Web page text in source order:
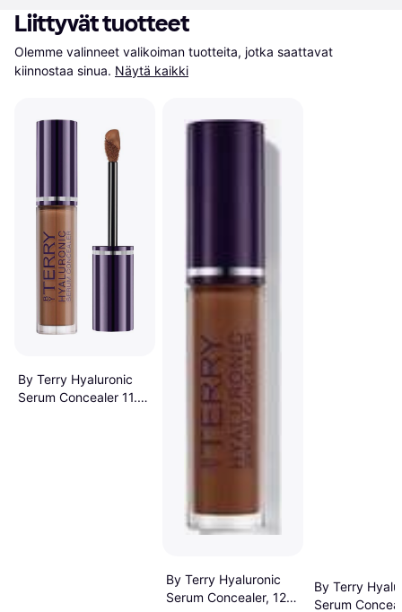
Liittyvät tuotteet
Olemme valinneet valikoiman tuotteita, jotka saattavat
kiinnostaa sinua. Näytä kaikki
By Terry Hyaluronic
Serum Concealer 11.
By Terry Hyaluronic
Serum Concealer, 12
By Terry
Serum